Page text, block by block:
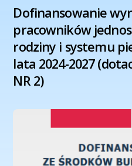
Dofinansowanie
pracowników
rodziny i systemu
lata 2024-2027
NR 2)